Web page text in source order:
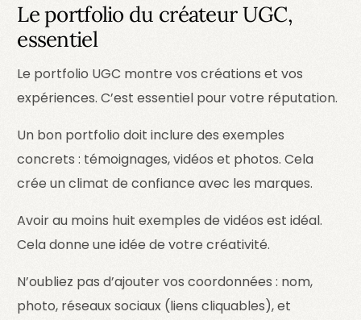
Le portfolio du créateur UGC,
essentiel
Le portfolio UGC montre vos créations et vos
expériences. C’est essentiel pour votre réputation.
Un bon portfolio doit inclure des exemples
concrets : témoignages, vidéos et photos. Cela
crée un climat de confiance avec les marques.
Avoir au moins huit exemples de vidéos est idéal.
Cela donne une idée de votre créativité.
N’oubliez pas d’ajouter vos coordonnées : nom,
photo, réseaux sociaux (liens cliquables), et